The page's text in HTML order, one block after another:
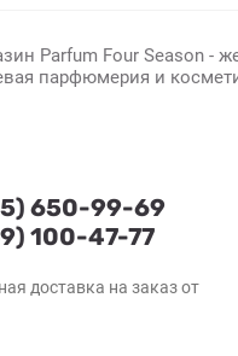
Parfum Four Season -
парфюмерия и
650-99-69
100-47-77
доставка на заказ от